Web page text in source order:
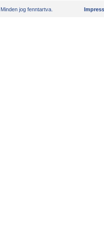
jog fenntartva.